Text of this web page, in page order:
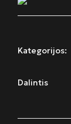
Kategorijos:
Dalintis